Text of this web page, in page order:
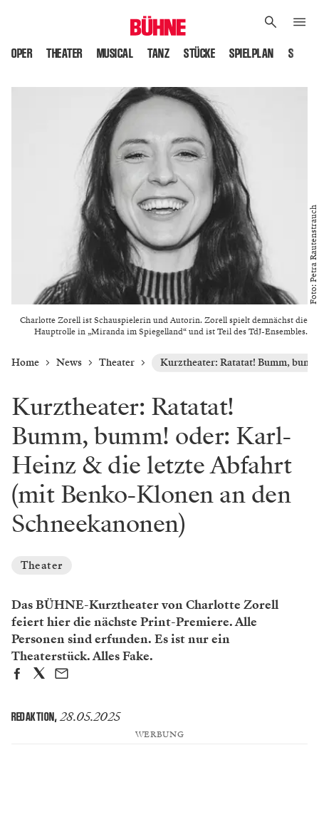
OPER THEATER MUSICAL TANZ STÜCKE SPIELPLAN
Charlotte Zorell ist Schauspielerin und Autorin. Zorell spielt demnächst die
Hauptrolle in „Miranda im Spiegelland“ und ist Teil des TdJ-Ensembles.
Foto: Petra Rautenstrauch
Home News Theater Kurztheater: Ratatat! Bumm,
Kurztheater: Ratatat!
Bumm, bumm! oder: Karl-
Heinz & die letzte Abfahrt
(mit Benko-Klonen an den
Schneekanonen)
Theater
Das BÜHNE-Kurztheater von Charlotte Zorell
feiert hier die nächste Print-Premiere. Alle
Personen sind erfunden. Es ist nur ein
Theaterstück. Alles Fake.
REDAKTION, 28.05.2025
WERBUNG